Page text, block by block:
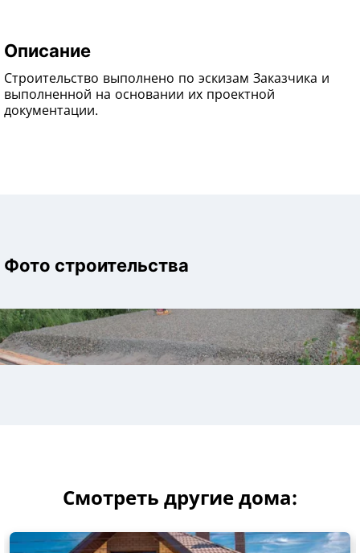
Описание
Строительство выполнено по эскизам Заказчика и
выполненной на основании их проектной
документации.
Фото строительства
Смотреть другие дома: